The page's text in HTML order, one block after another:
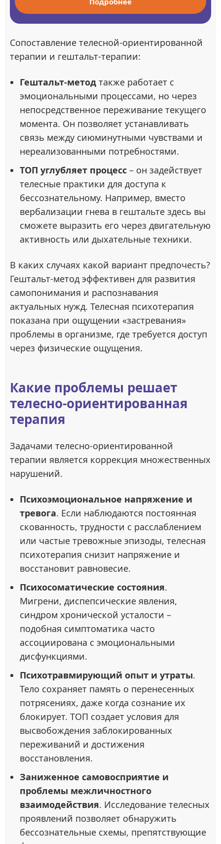
Сопоставление телесной-ориентированной
терапии и гештальт-терапии:
Гештальт-метод также работает с
эмоциональными процессами, но через
непосредственное переживание текущего
момента. Он позволяет устанавливать
связь между сиюминутными чувствами и
нереализованными потребностями.
ТОП углубляет процесс – он задействует
телесные практики для доступа к
бессознательному. Например, вместо
вербализации гнева в гештальте здесь вы
сможете выразить его через двигательную
активность или дыхательные техники.
В каких случаях какой вариант предпочесть?
Гештальт-метод эффективен для развития
самопонимания и распознавания
актуальных нужд. Телесная психотерапия
показана при ощущении «застревания»
проблемы в организме, где требуется доступ
через физические ощущения.
Какие проблемы решает
телесно-ориентированная
терапия
Задачами телесно-ориентированной
терапии является коррекция множественных
нарушений.
Психоэмоциональное напряжение и
тревога. Если наблюдаются постоянная
скованность, трудности с расслаблением
или частые тревожные эпизоды, телесная
психотерапия снизит напряжение и
восстановит равновесие.
Психосоматические состояния.
Мигрени, диспепсические явления,
синдром хронической усталости –
подобная симптоматика часто
ассоциирована с эмоциональными
дисфункциями.
Психотравмирующий опыт и утраты.
Тело сохраняет память о перенесенных
потрясениях, даже когда сознание их
блокирует. ТОП создает условия для
высвобождения заблокированных
переживаний и достижения
восстановления.
Заниженное самовосприятие и
проблемы межличностного
взаимодействия. Исследование телесных
проявлений позволяет обнаружить
бессознательные схемы, препятствующие